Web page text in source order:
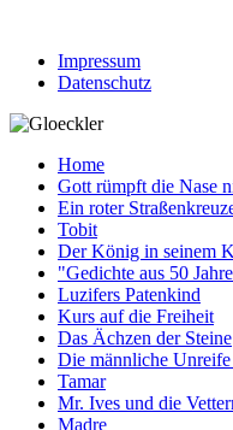
Impressum
Datenschutz
Home
Gott rümpft die Nase
Ein roter
Tobit
Der König in seinem
"Gedichte aus 50
Luzifers Patenkind
Kurs auf die Freiheit
Das Ächzen der Steine
Die männliche Unreife
Tamar
Mr. Ives und die
Madre